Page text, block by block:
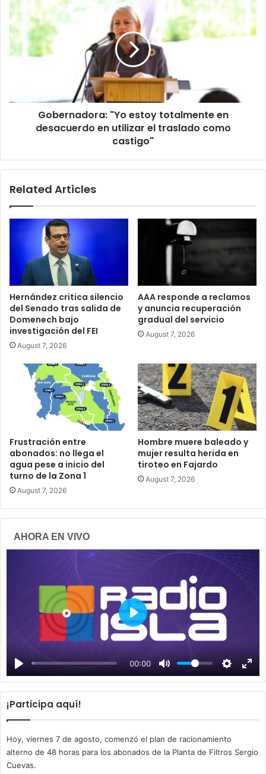
"Yo
estoy
totalmente
en
el
Gobernadora: "Yo estoy totalmente en
desacuerdo en utilizar el traslado como
castigo"
Related Articles
Hernández critica silencio
del Senado tras salida de
Domenech bajo
investigación del FEI
August 7, 2026
AAA responde a reclamos
y anuncia recuperación
gradual del servicio
August 7, 2026
Frustración entre
abonados: no llega el
agua pese a inicio del
turno de la Zona 1
August 7, 2026
Hombre muere baleado y
mujer resulta herida en
tiroteo en Fajardo
August 7, 2026
AHORA EN VIVO
00:00
P
a
y
¡Participa aquí!
Hoy, viernes 7 de agosto, comenzó el plan de racionamiento
alterno de 48 horas para los abonados de la Planta de Filtros Sergio
Cuevas.